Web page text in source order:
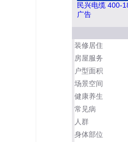
欧陆OULU
广告
装修居住
房屋服务
户型面积
场景空间
健康养生
常见病
人群
身体部位